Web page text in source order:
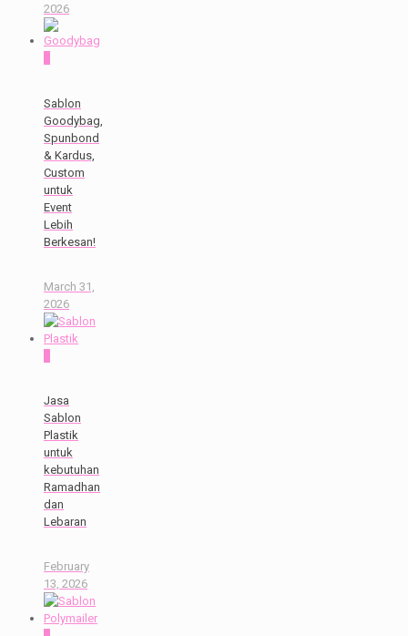
2026
Sablon
Goodybag,
Spunbond
& Kardus,
Custom
untuk
Event
Lebih
Berkesan!
March 31,
2026
Jasa
Sablon
Plastik
untuk
kebutuhan
Ramadhan
dan
Lebaran
February
13, 2026